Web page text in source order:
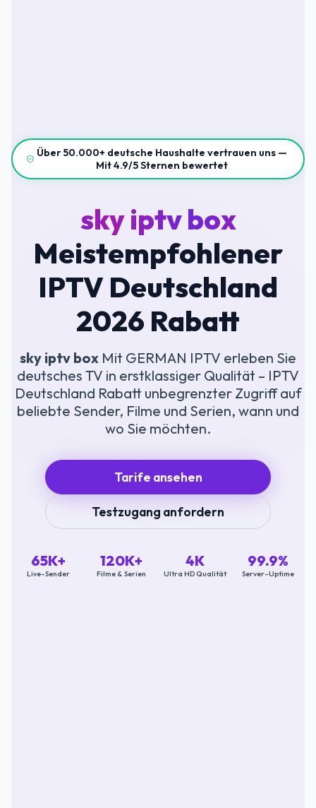
Über 50.000+ deutsche Haushalte vertrauen uns —
Mit 4.9/5 Sternen bewertet
sky iptv box
Meistempfohlener
IPTV Deutschland
2026 Rabatt
sky iptv box Mit GERMAN IPTV erleben Sie
deutsches TV in erstklassiger Qualität – IPTV
Deutschland Rabatt unbegrenzter Zugriff auf
beliebte Sender, Filme und Serien, wann und
wo Sie möchten.
Tarife ansehen
Testzugang anfordern
65K+
Live-Sender
120K+
Filme & Serien
4K
Ultra HD Qualität
99.9%
Server-Uptime